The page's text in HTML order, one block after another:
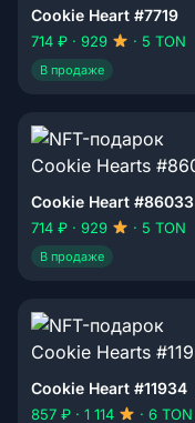
Cookie Heart #7719
714 ₽ · 929 · 5 TON
В продаже
Cookie Heart #86033
714 ₽ · 929 · 5 TON
В продаже
Cookie Heart #11934
857 ₽ · 1 114 · 6 TON